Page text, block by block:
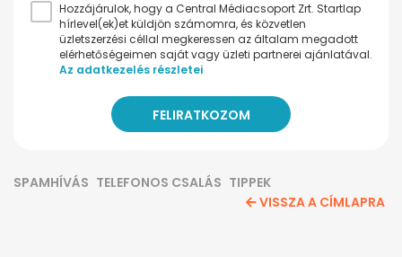
Hozzájárulok, hogy a Central Médiacsoport Zrt. Startlap
hírlevel(ek)et küldjön számomra, és közvetlen
üzletszerzési céllal megkeressen az általam megadott
elérhetőségeimen saját vagy üzleti partnerei ajánlatával.
Az adatkezelés részletei
SPAMHÍVÁS TELEFONOS CSALÁS TIPPEK
VISSZA A CÍMLAPRA